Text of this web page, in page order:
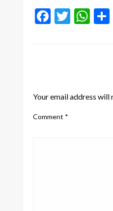
Facebook
Twitter
Your email address will
Comment *